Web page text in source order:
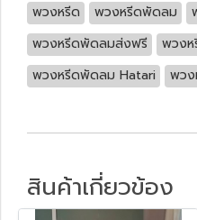
พวงหรีด พวงหรีดพัดลม
พวงหรีดพัดลมส่งฟรี
พวง
พวงหรีดพัดลม Hatari
พวง
สินค้าเกี่ยวข้อง